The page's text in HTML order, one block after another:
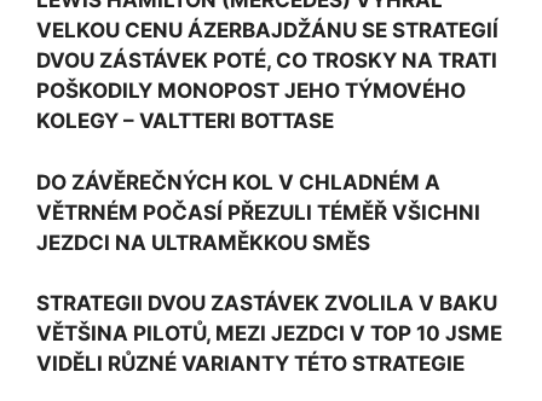
VELKOU CENU ÁZERBAJDŽÁNU SE STRATEGIÍ
DVOU ZÁSTÁVEK POTÉ, CO TROSKY NA TRATI
POŠKODILY MONOPOST JEHO TÝMOVÉHO
KOLEGY – VALTTERI BOTTASE
DO ZÁVĚREČNÝCH KOL V CHLADNÉM A
VĚTRNÉM POČASÍ PŘEZULI TÉMĚŘ VŠICHNI
JEZDCI NA ULTRAMĚKKOU SMĚS
STRATEGII DVOU ZASTÁVEK ZVOLILA V BAKU
VĚTŠINA PILOTŮ, MEZI JEZDCI V TOP 10 JSME
VIDĚLI RŮZNÉ VARIANTY TÉTO STRATEGIE